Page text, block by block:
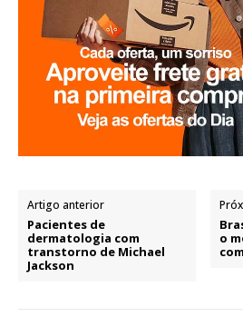
Artigo anterior
Pacientes de
dermatologia com
transtorno de Michael
Jackson
o